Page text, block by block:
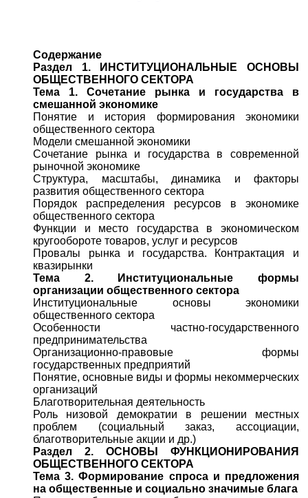
Содержание
Раздел 1. ИНСТИТУЦИОНАЛЬНЫЕ ОСНОВЫ
ОБЩЕСТВЕННОГО СЕКТОРА
Тема 1. Сочетание рынка и государства в
смешанной экономике
Понятие и история формирования экономики
общественного сектора
Модели смешанной экономики
Сочетание рынка и государства в современной
рыночной экономике
Структура, масштабы, динамика и факторы
развития общественного сектора
Порядок распределения ресурсов в экономике
общественного сектора
Функции и место государства в экономическом
кругообороте товаров, услуг и ресурсов
Провалы рынка и государства. Контрактация и
квазирынки
Тема 2. Институциональные формы
организации общественного сектора
Институциональные основы экономики
общественного сектора
Особенности частно-государственного
предпринимательства
Организационно-правовые формы
государственных предприятий
Понятие, основные виды и формы некоммерческих
организаций
Благотворительная деятельность
Роль низовой демократии в решении местных
проблем (социальный заказ, ассоциации,
благотворительные акции и др.)
Раздел 2. ОСНОВЫ ФУНКЦИОНИРОВАНИЯ
ОБЩЕСТВЕННОГО СЕКТОРА
Тема 3. Формирование спроса и предложения
на общественные и социально значимые блага